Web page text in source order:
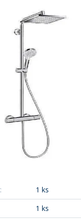
:
1 ks
1 ks